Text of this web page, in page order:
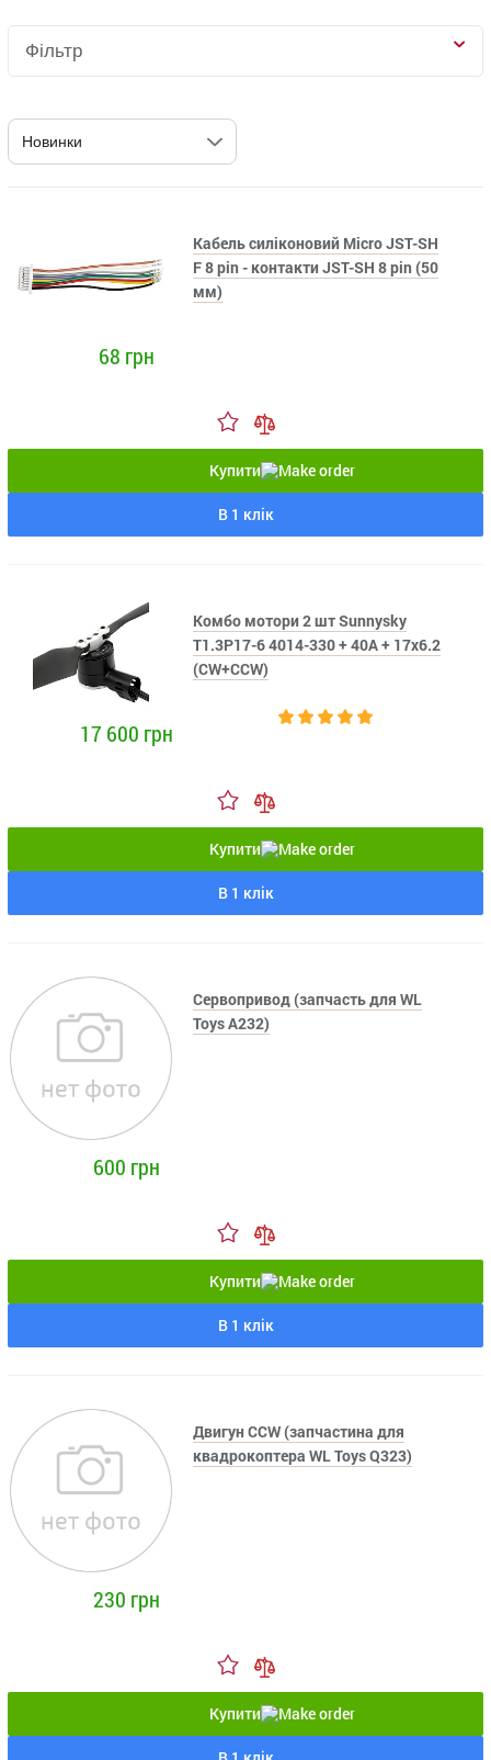
Фільтр
Кабель силіконовий Micro JST-SH
F 8 pin - контакти JST-SH 8 pin (50
мм)
68 грн
Купити
В 1 клік
Комбо мотори 2 шт Sunnysky
T1.3P17-6 4014-330 + 40A + 17x6.2
(CW+CCW)
17 600 грн
Купити
В 1 клік
Сервопривод (запчасть для WL
Toys A232)
600 грн
Купити
В 1 клік
Двигун CCW (запчастина для
квадрокоптера WL Toys Q323)
230 грн
Купити